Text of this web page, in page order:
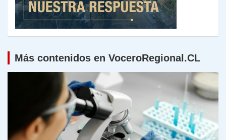
Más contenidos en VoceroRegional.CL